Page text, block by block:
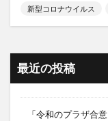
新型コロナウイルス
最近の投稿
「令和のプラザ合